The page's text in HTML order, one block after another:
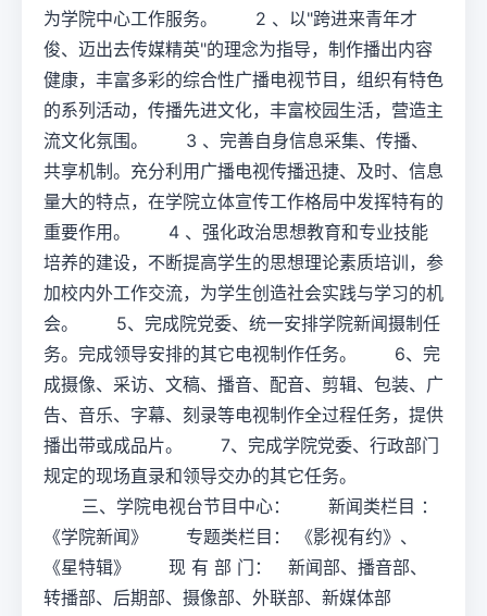
为学院中心工作服务。 2 、以"跨进来青年才
俊、迈出去传媒精英"的理念为指导，制作播出内容
健康，丰富多彩的综合性广播电视节目，组织有特色
的系列活动，传播先进文化，丰富校园生活，营造主
流文化氛围。 3 、完善自身信息采集、传播、
共享机制。充分利用广播电视传播迅捷、及时、信息
量大的特点，在学院立体宣传工作格局中发挥特有的
重要作用。 4 、强化政治思想教育和专业技能
培养的建设，不断提高学生的思想理论素质培训，参
加校内外工作交流，为学生创造社会实践与学习的机
会。 5、完成院党委、统一安排学院新闻摄制任
务。完成领导安排的其它电视制作任务。 6、完
成摄像、采访、文稿、播音、配音、剪辑、包装、广
告、音乐、字幕、刻录等电视制作全过程任务，提供
播出带或成品片。 7、完成学院党委、行政部门
规定的现场直录和领导交办的其它任务。
三、学院电视台节目中心： 新闻类栏目 ：
《学院新闻》 专题类栏目： 《影视有约》、
《星特辑》 现 有 部 门： 新闻部、播音部、
转播部、后期部、摄像部、外联部、新媒体部